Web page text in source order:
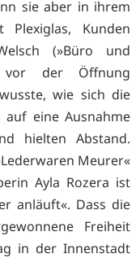
sie aber in ihrem
Kunden
(»Büro und
vor der Öffnung
wie sich die
eine Ausnahme
hielten Abstand.
Meurer«
Ayla Rozera ist
anläuft«. Dass die
Freiheit
in der Innenstadt